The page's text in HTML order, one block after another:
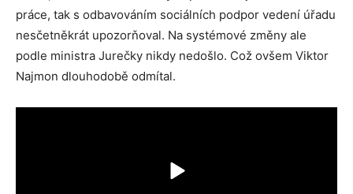
práce, tak s odbavováním sociálních podpor vedení úřadu
nesčetněkrát upozorňoval. Na systémové změny ale
podle ministra Jurečky nikdy nedošlo. Což ovšem Viktor
Najmon dlouhodobě odmítal.